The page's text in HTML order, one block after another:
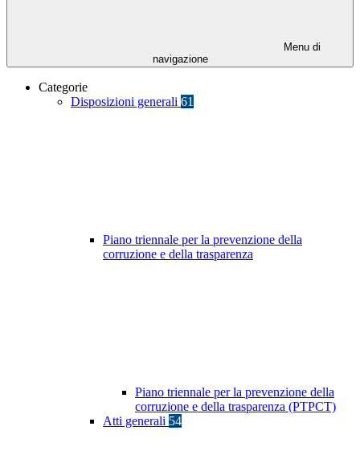
Menu di
navigazione
Categorie
Disposizioni generali 61
Piano triennale per la prevenzione della
corruzione e della trasparenza
Piano triennale per la prevenzione della
corruzione e della trasparenza (PTPCT)
Atti generali 54